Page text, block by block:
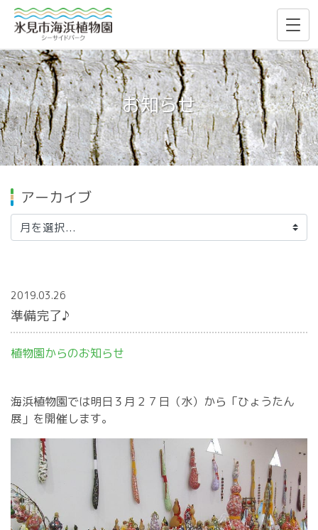
お知らせ
2019.03.26
準備完了♪
植物園からのお知らせ
海浜植物園では明日３月２７日（水）から「ひょうたん
展」を開催します。
アーカイブ